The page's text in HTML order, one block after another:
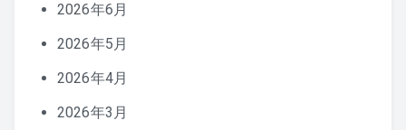
2026年6月
2026年5月
2026年4月
2026年3月